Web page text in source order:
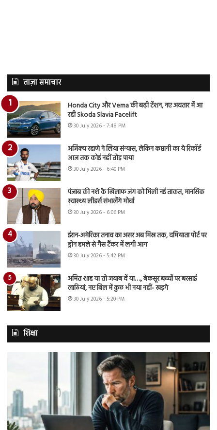
ताज़ा समाचार
Honda City और Verna की बढ़ी टेंशन, नए अवतार में आ
रही Skoda Slavia Facelift
30 July 2026 - 7:48 PM
अजिंक्य रहाणे ने लिया संन्यास, लेकिन कप्तानी का ये रिकॉर्ड
आज तक कोई नहीं तोड़ पाया
30 July 2026 - 6:40 PM
पंजाब की नशे के खिलाफ जंग को मिली नई ताकत, मानसिक
स्वास्थ्य लीडर्स संभालेंगे मोर्चा
30 July 2026 - 6:06 PM
ईरान-अमेरिका तनाव का असर अब मिस्र तक, दमियाता पोर्ट पर
ड्रोन हमले से गैस टैंकर में लगी आग
30 July 2026 - 5:42 PM
अमित शाह या तो जवाब दें या…., बेकसूर बच्चों पर बरसाई
लाठियां, नए बिल में कुछ भी नया नहीं- खड़गे
30 July 2026 - 5:20 PM
शिक्षा